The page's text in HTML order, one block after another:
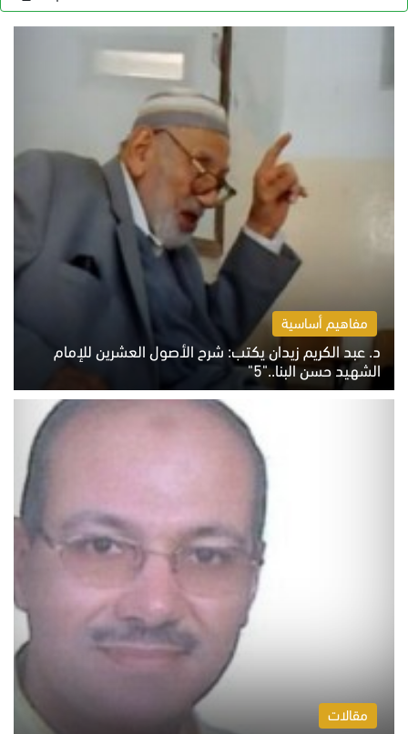
مفاهيم أساسية
د. عبد الكريم زيدان يكتب: شرح الأصول العشرين للإمام
الشهيد حسن البنا.."5"
السبت 8 أغسطس 2026 10:46 ص
مقالات